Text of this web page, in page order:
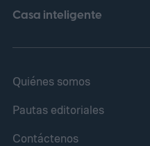
Casa inteligente
Quiénes somos
Pautas editoriales
Contáctenos